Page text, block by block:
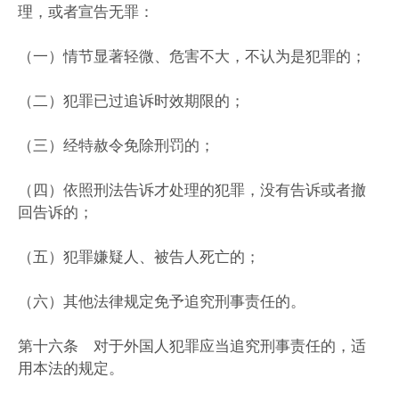
理，或者宣告无罪：
（一）情节显著轻微、危害不大，不认为是犯罪的；
（二）犯罪已过追诉时效期限的；
（三）经特赦令免除刑罚的；
（四）依照刑法告诉才处理的犯罪，没有告诉或者撤
回告诉的；
（五）犯罪嫌疑人、被告人死亡的；
（六）其他法律规定免予追究刑事责任的。
第十六条 对于外国人犯罪应当追究刑事责任的，适
用本法的规定。